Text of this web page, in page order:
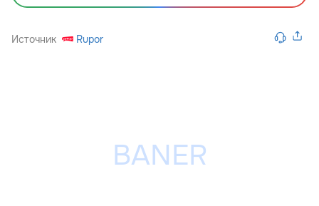
Источник Rupor